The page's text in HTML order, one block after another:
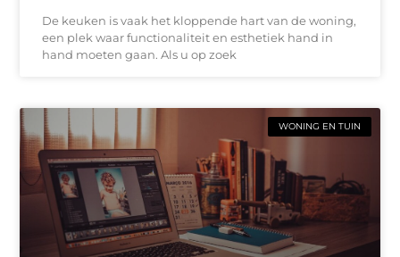
De keuken is vaak het kloppende hart van de woning,
een plek waar functionaliteit en esthetiek hand in
hand moeten gaan. Als u op zoek
WONING EN TUIN